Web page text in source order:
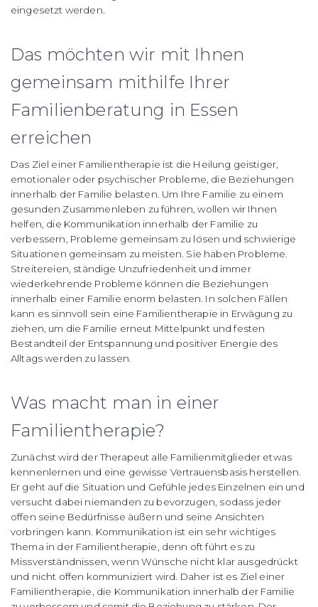
eingesetzt werden.
Das möchten wir mit Ihnen
gemeinsam mithilfe Ihrer
Familienberatung in Essen
erreichen
Das Ziel einer Familientherapie ist die Heilung geistiger,
emotionaler oder psychischer Probleme, die Beziehungen
innerhalb der Familie belasten. Um Ihre Familie zu einem
gesunden Zusammenleben zu führen, wollen wir Ihnen
helfen, die Kommunikation innerhalb der Familie zu
verbessern, Probleme gemeinsam zu lösen und schwierige
Situationen gemeinsam zu meisten. Sie haben Probleme.
Streitereien, ständige Unzufriedenheit und immer
wiederkehrende Probleme können die Beziehungen
innerhalb einer Familie enorm belasten. In solchen Fällen
kann es sinnvoll sein eine Familientherapie in Erwägung zu
ziehen, um die Familie erneut Mittelpunkt und festen
Bestandteil der Entspannung und positiver Energie des
Alltags werden zu lassen.
Was macht man in einer
Familientherapie?
Zunächst wird der Therapeut alle Familienmitglieder etwas
kennenlernen und eine gewisse Vertrauensbasis herstellen.
Er geht auf die Situation und Gefühle jedes Einzelnen ein und
versucht dabei niemanden zu bevorzugen, sodass jeder
offen seine Bedürfnisse äußern und seine Ansichten
vorbringen kann. Kommunikation ist ein sehr wichtiges
Thema in der Familientherapie, denn oft führt es zu
Missverständnissen, wenn Wünsche nicht klar ausgedrückt
und nicht offen kommuniziert wird. Daher ist es Ziel einer
Familientherapie, die Kommunikation innerhalb der Familie